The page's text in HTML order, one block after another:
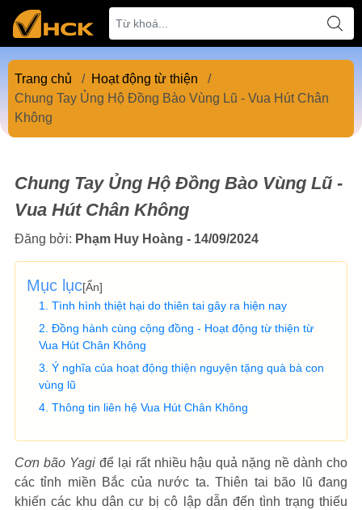
Trang chủ / Hoạt động từ thiện
/
Chung Tay Ủng Hộ Đồng Bào Vùng Lũ - Vua Hút Chân
Không
Chung Tay Ủng Hộ Đồng Bào Vùng Lũ -
Vua Hút Chân Không
Đăng bởi: Phạm Huy Hoàng - 14/09/2024
Mục lục[Ẩn]
Tình hình thiệt hại do thiên tai gây ra hiện nay
Đồng hành cùng cộng đồng - Hoạt động từ thiện từ
Vua Hút Chân Không
Ý nghĩa của hoạt động thiện nguyện tặng quà bà con
vùng lũ
Thông tin liên hệ Vua Hút Chân Không
Cơn bão Yagiđể lại rất nhiều hậu quả nặng nề dành cho
các tỉnh miền Bắc của nước ta. Thiên tai bão lũ đang
khiến các khu dân cư bị cô lập dẫn đến tình trạng thiếu